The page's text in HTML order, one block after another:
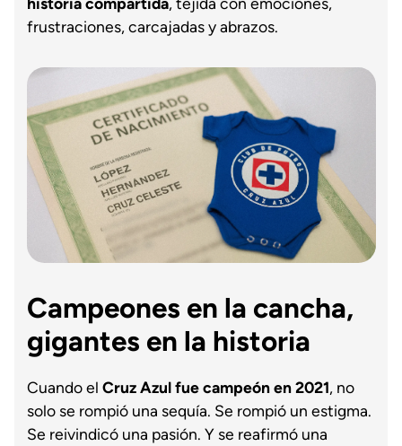
frustraciones, carcajadas y abrazos.
Campeones en la cancha,
gigantes en la historia
Cuando el Cruz Azul fue campeón en 2021, no
solo se rompió una sequía. Se rompió un estigma.
Se reivindicó una pasión. Y se reafirmó una